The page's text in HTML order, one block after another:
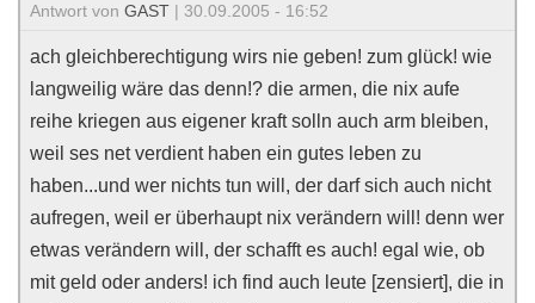
Antwort von GAST | 30.09.2005 - 16:52
ach gleichberechtigung wirs nie geben! zum glück! wie
langweilig wäre das denn!? die armen, die nix aufe
reihe kriegen aus eigener kraft solln auch arm bleiben,
weil ses net verdient haben ein gutes leben zu
haben...und wer nichts tun will, der darf sich auch nicht
aufregen, weil er überhaupt nix verändern will! denn wer
etwas verändern will, der schafft es auch! egal wie, ob
mit geld oder anders! ich find auch leute [zensiert], die in